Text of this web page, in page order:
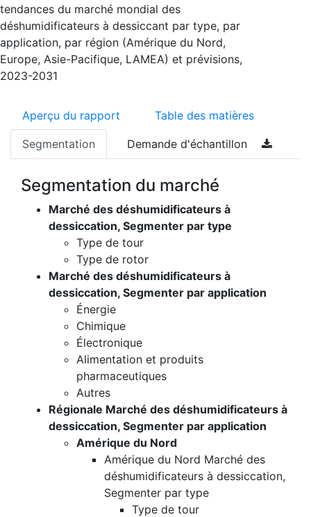
tendances du marché mondial des
déshumidificateurs à dessiccant par type, par
application, par région (Amérique du Nord,
Europe, Asie-Pacifique, LAMEA) et prévisions,
2023-2031
Aperçu du rapport Table des matières
Segmentation Demande d'échantillon
Segmentation du marché
Marché des déshumidificateurs à
dessiccation, Segmenter par type
Type de tour
Type de rotor
Marché des déshumidificateurs à
dessiccation, Segmenter par application
Énergie
Chimique
Électronique
Alimentation et produits
pharmaceutiques
Autres
Régionale Marché des déshumidificateurs à
dessiccation, Segmenter par application
Amérique du Nord
Amérique du Nord Marché des
déshumidificateurs à dessiccation,
Segmenter par type
Type de tour